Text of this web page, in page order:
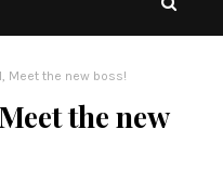
Meet the new boss!
the new